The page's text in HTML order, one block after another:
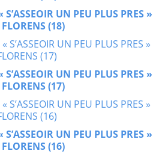
UN PEU PLUS PRES »
(18)
UN PEU PLUS PRES »
(17)
UN PEU PLUS PRES »
(16)